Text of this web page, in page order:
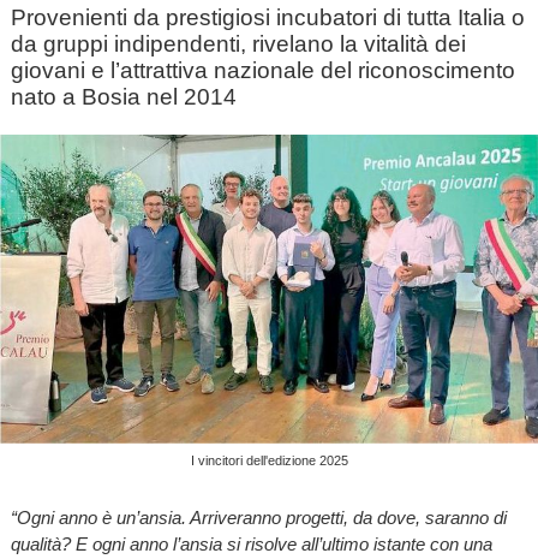
Provenienti da prestigiosi incubatori di tutta Italia o
da gruppi indipendenti, rivelano la vitalità dei
giovani e l’attrattiva nazionale del riconoscimento
nato a Bosia nel 2014
I vincitori dell'edizione 2025
“Ogni anno è un’ansia. Arriveranno progetti, da dove, saranno di
qualità? E ogni anno l’ansia si risolve all’ultimo istante con una